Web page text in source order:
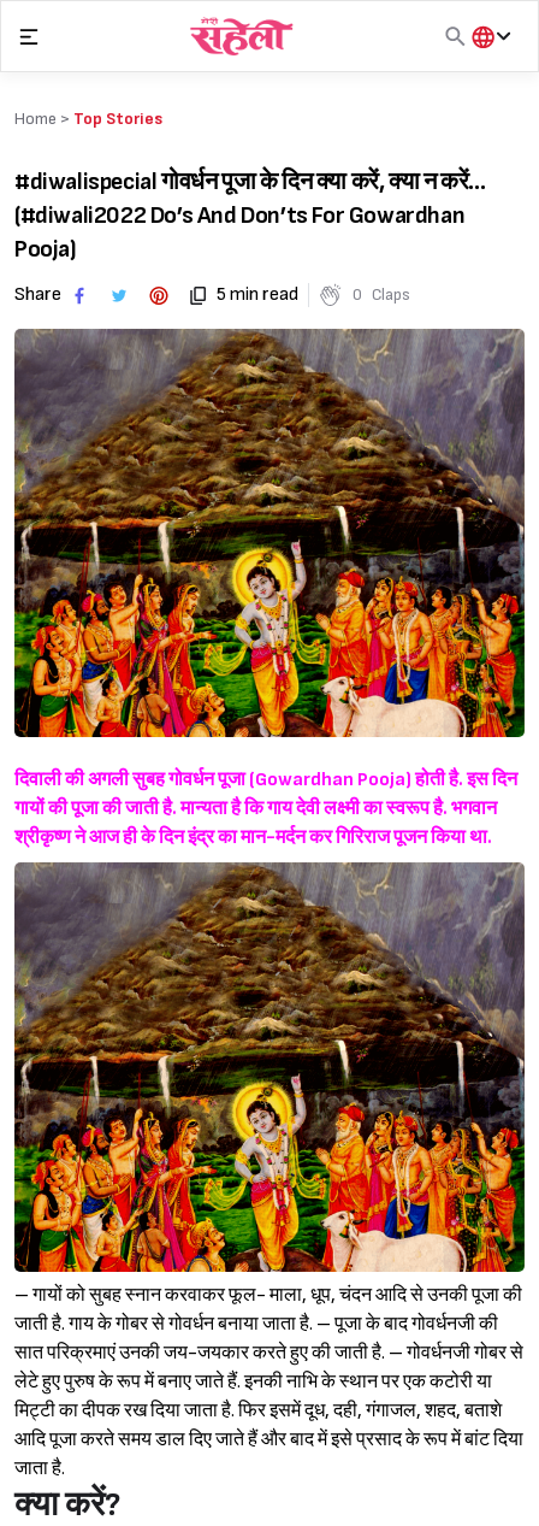
content
हिंदी
Home > Top Stories
#diwalispecial गोवर्धन पूजा के दिन क्या करें, क्या न करें…
(#diwali2022 Do’s And Don’ts For Gowardhan
Pooja)
Share 5 min read 0 Claps
दिवाली की अगली सुबह गोवर्धन पूजा (Gowardhan Pooja) होती है. इस दिन
गायों की पूजा की जाती है. मान्यता है कि गाय देवी लक्ष्मी का स्वरूप है. भगवान
श्रीकृष्ण ने आज ही के दिन इंद्र का मान-मर्दन कर गिरिराज पूजन किया था.
– गायों को सुबह स्नान करवाकर फूल- माला, धूप, चंदन आदि से उनकी पूजा की
जाती है. गाय के गोबर से गोवर्धन बनाया जाता है. – पूजा के बाद गोवर्धनजी की
सात परिक्रमाएं उनकी जय-जयकार करते हुए की जाती है. – गोवर्धनजी गोबर से
लेटे हुए पुरुष के रूप में बनाए जाते हैं. इनकी नाभि के स्थान पर एक कटोरी या
मिट्टी का दीपक रख दिया जाता है. फिर इसमें दूध, दही, गंगाजल, शहद, बताशे
आदि पूजा करते समय डाल दिए जाते हैं और बाद में इसे प्रसाद के रूप में बांट दिया
जाता है.
क्या करें?